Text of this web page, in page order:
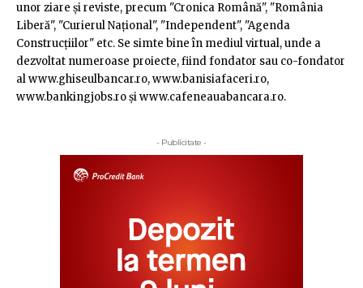
unor ziare şi reviste, precum "Cronica Română", "România
Liberă", "Curierul Naţional", "Independent", "Agenda
Construcţiilor" etc. Se simte bine în mediul virtual, unde a
dezvoltat numeroase proiecte, fiind fondator sau co-fondator
al www.ghiseulbancar.ro, www.banisiafaceri.ro,
www.bankingjobs.ro şi www.cafeneauabancara.ro.
- Publicitate -